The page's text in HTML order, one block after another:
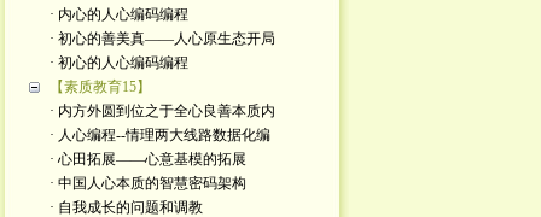
· 内心的人心编码编程
· 初心的善美真——人心原生态开局
· 初心的人心编码编程
【素质教育15】
· 内方外圆到位之于全心良善本质内
· 人心编程--情理两大线路数据化编
· 心田拓展——心意基模的拓展
· 中国人心本质的智慧密码架构
· 自我成长的问题和调教